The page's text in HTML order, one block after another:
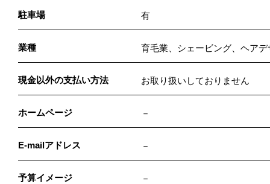
駐車場 有
業種 育毛業、シェービング、ヘア
現金以外の支払い方法 お取り扱いしておりません
ホームページ －
E-mailアドレス －
予算イメージ －